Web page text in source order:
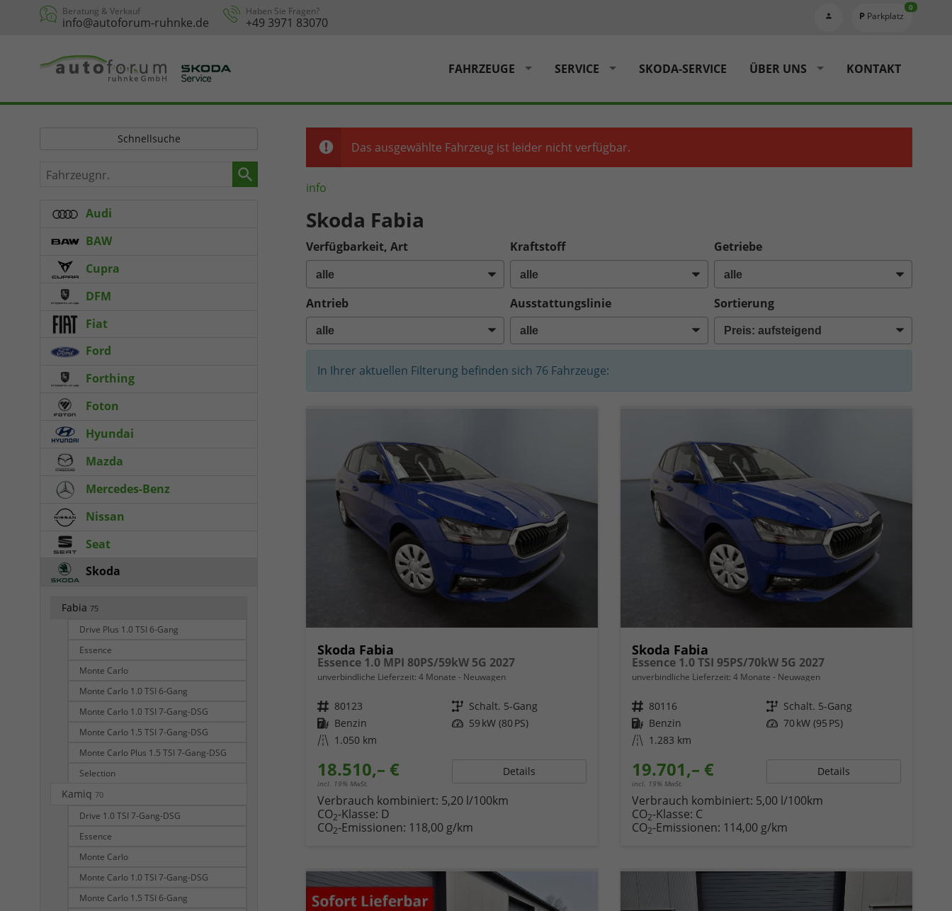
Beratung & Verkauf
info@autoforum-ruhnke.de
Haben Sie Fragen?
+49 3971 83070 Parkplatz
0
FAHRZEUGE SERVICE SKODA-SERVICE ÜBER UNS KONTAKT
Das ausgewählte Fahrzeug ist leider nicht verfügbar.
info
Skoda Fabia
Verfügbarkeit, Art Kraftstoff Getriebe
Antrieb Ausstattungslinie Sortierung
In Ihrer aktuellen Filterung befinden sich 76 Fahrzeuge:
Skoda Fabia
Essence 1.0 MPI 80PS/59kW 5G 2027
unverbindliche Lieferzeit: 4 Monate Neuwagen
Fahrzeugnr. 80123 Getriebe Schalt. 5-Gang
Kraftstoff Benzin Leistung 59 kW (80 PS)
Kilometerstand 1.050 km
18.510,– €
incl. 19% MwSt.
Details
Verbrauch kombiniert: 5,20 l/100km
CO2-Klasse: D
CO2-Emissionen: 118,00 g/km
Skoda Fabia
Essence 1.0 TSI 95PS/70kW 5G 2027
unverbindliche Lieferzeit: 4 Monate Neuwagen
Fahrzeugnr. 80116 Getriebe Schalt. 5-Gang
Kraftstoff Benzin Leistung 70 kW (95 PS)
Kilometerstand 1.283 km
19.701,– €
incl. 19% MwSt.
Details
Verbrauch kombiniert: 5,00 l/100km
CO2-Klasse: C
CO2-Emissionen: 114,00 g/km
Schnellsuche
Fahrzeugnr.
Audi
BAW
Cupra
DFM
Fiat
Ford
Forthing
Foton
Hyundai
Mazda
Mercedes-Benz
Nissan
Seat
Skoda
Fabia 75
Drive Plus 1.0 TSI 6-Gang
Essence
Monte Carlo
Monte Carlo 1.0 TSI 6-Gang
Monte Carlo 1.0 TSI 7-Gang-DSG
Monte Carlo 1.5 TSI 7-Gang-DSG
Monte Carlo Plus 1.5 TSI 7-Gang-DSG
Selection
Kamiq 70
Drive 1.0 TSI 7-Gang-DSG
Essence
Monte Carlo
Monte Carlo 1.0 TSI 7-Gang-DSG
Monte Carlo 1.5 TSI 6-Gang